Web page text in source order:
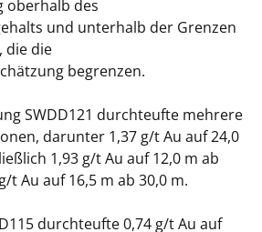
oberhalb des
und unterhalb der Grenzen
die die
begrenzen.
SWDD121 durchteufte mehrere
darunter 1,37 g/t Au auf 24,0
1,93 g/t Au auf 12,0 m ab
t Au auf 16,5 m ab 30,0 m.
durchteufte 0,74 g/t Au auf